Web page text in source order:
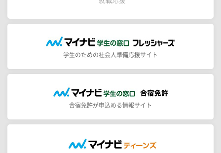
学生のための社会人準備応援サイト
合宿免許が申込める情報サイト